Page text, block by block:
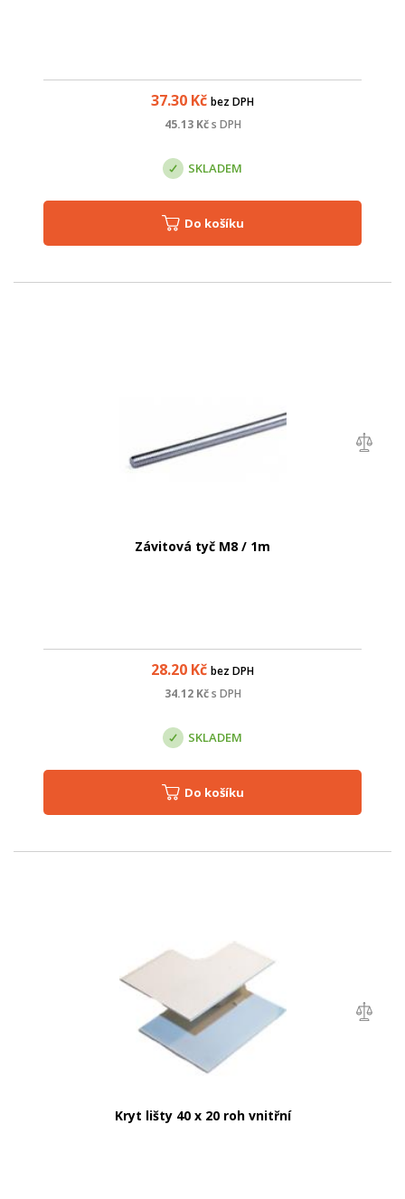
37.30 Kč bez DPH
45.13Kč s DPH
SKLADEM
Do košíku
Závitová tyč M8 / 1m
28.20 Kč bez DPH
34.12Kč s DPH
SKLADEM
Do košíku
Kryt lišty 40 x 20 roh vnitřní